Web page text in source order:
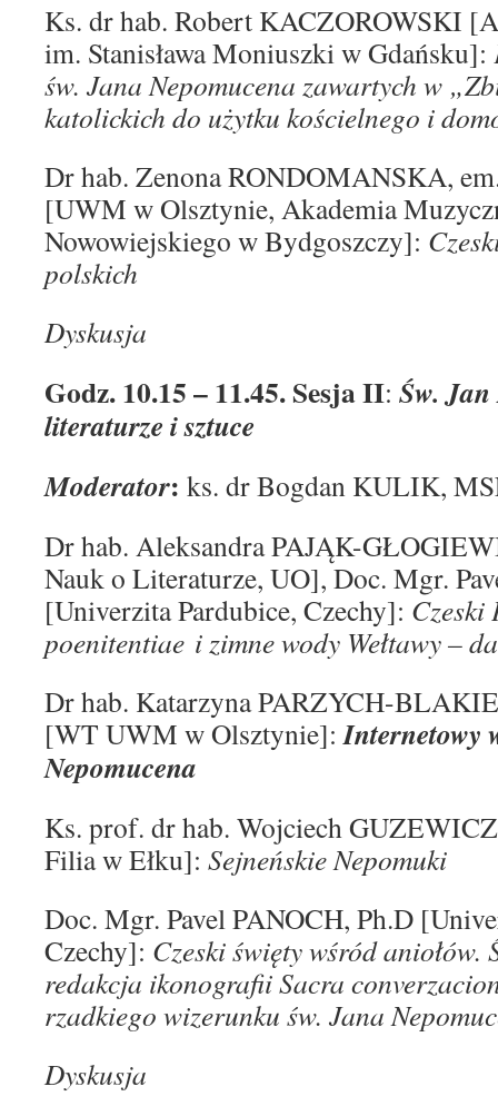
Ks. dr hab. Robert KACZOROWSKI
im. Stanisława Moniuszki w Gdańsku]:
św. Jana Nepomucena zawartych w
katolickich do użytku kościelnego i
Dr hab. Zenona RONDOMANSKA,
[UWM w Olsztynie, Akademia
Nowowiejskiego w Bydgoszczy]:
polskich
Dyskusja
Godz. 10.15 – 11.45. Sesja II: Św.
literaturze i sztuce
Moderator: ks. dr Bogdan KULIK,
Dr hab. Aleksandra PAJĄK-
Nauk o Literaturze, UO], Doc. Mgr.
[Univerzita Pardubice, Czechy]:
poenitentiae i zimne wody Wełtawy –
Dr hab. Katarzyna PARZYCH-
[WT UWM w Olsztynie]:Internetowy
Nepomucena
Ks. prof. dr hab. Wojciech
Filia w Ełku]: Sejneńskie Nepomuki
Doc. Mgr. Pavel PANOCH, Ph.D
Czechy]: Czeski święty wśród aniołów.
redakcja ikonografiiSacra
rzadkiego wizerunku św. Jana
Dyskusja